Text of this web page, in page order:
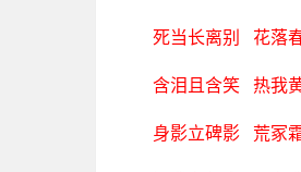
死当长离别 花落
含泪且含笑 热我
身影立碑影 荒冢